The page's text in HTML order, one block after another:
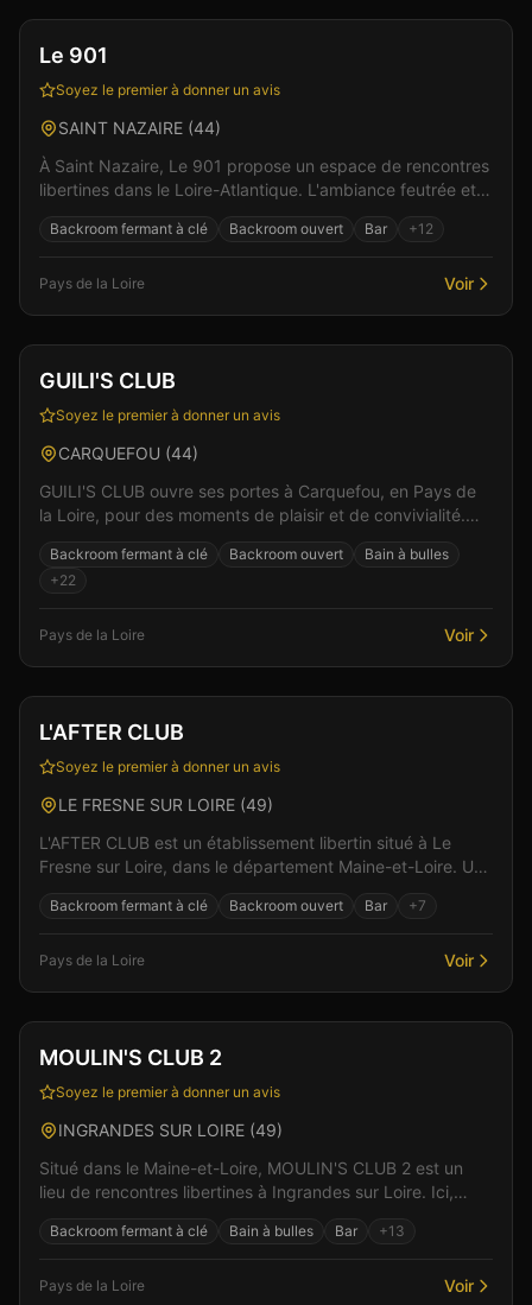
Le 901
Soyez le premier à donner un avis
SAINT NAZAIRE (44)
À Saint Nazaire, Le 901 propose un espace de rencontres
libertines dans le Loire-Atlantique. L'ambiance feutrée et
Backroom fermant à clé Backroom ouvert Bar +12
Pays de la Loire Voir
Club Sauna +6
GUILI'S CLUB
Soyez le premier à donner un avis
CARQUEFOU (44)
GUILI'S CLUB ouvre ses portes à Carquefou, en Pays de
la Loire, pour des moments de plaisir et de convivialité.
Backroom fermant à clé Backroom ouvert
Bain à bulles
+22
Pays de la Loire Voir
Club Sauna +4
L'AFTER CLUB
Soyez le premier à donner un avis
LE FRESNE SUR LOIRE (49)
L'AFTER CLUB est un établissement libertin situé à Le
Fresne sur Loire, dans le département Maine-et-Loire. Un
Backroom fermant à clé Backroom ouvert Bar +7
Pays de la Loire Voir
Club Sauna +4
MOULIN'S CLUB 2
Soyez le premier à donner un avis
INGRANDES SUR LOIRE (49)
Situé dans le Maine-et-Loire, MOULIN'S CLUB 2 est un
lieu de rencontres libertines à Ingrandes sur Loire. Ici,
Backroom fermant à clé Bain à bulles Bar +13
Pays de la Loire Voir